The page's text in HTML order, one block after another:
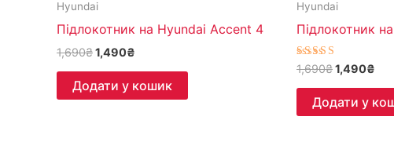
Hyundai
Підлокотник на Hyundai Accent 4
1,690₴1,490₴
Додати у кошик
Hyundai
Підлокотник
Оцінено в
5.00
з 5
1,690₴1,490₴
Додати у